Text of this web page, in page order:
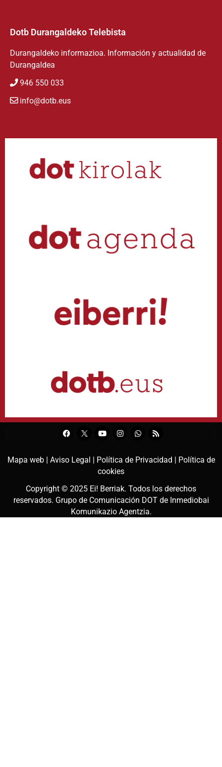
Dotb Durangaldeko Telebista
Durangaldeko informazioa. Información y actualidad de
Durangaldea
946 550 033
info@dotb.eus
Mapa web | Aviso Legal | Política de Privacidad |
Política de
cookies
Copyright © 2025 Ei! Berriak. Todos los derechos
reservados. Grupo de Comunicación DOT de Inmediobai
Komunikazio Agentzia.